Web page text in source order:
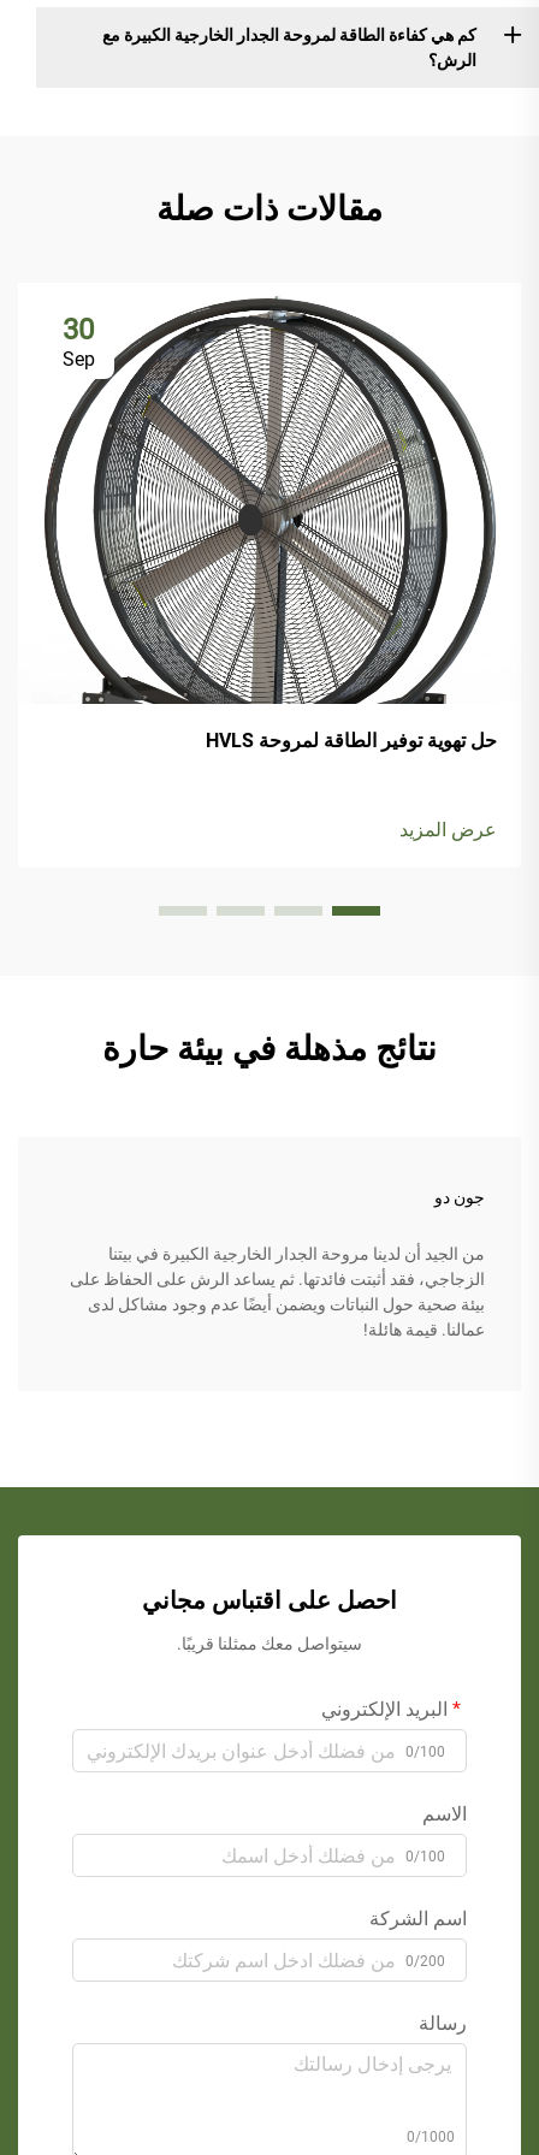
كم هي كفاءة الطاقة لمروحة الجدار الخارجية الكبيرة مع
الرش؟
مقالات ذات صلة
30
Sep
حل تهوية توفير الطاقة لمروحة HVLS
عرض المزيد
نتائج مذهلة في بيئة حارة
جون دو
من الجيد أن لدينا مروحة الجدار الخارجية الكبيرة في بيتنا
الزجاجي، فقد أثبتت فائدتها. ثم يساعد الرش على الحفاظ على
بيئة صحية حول النباتات ويضمن أيضًا عدم وجود مشاكل لدى
عمالنا. قيمة هائلة!
احصل على اقتباس مجاني
سيتواصل معك ممثلنا قريبًا.
البريد الإلكتروني
0/100
الاسم
0/100
اسم الشركة
0/200
رسالة
0/1000